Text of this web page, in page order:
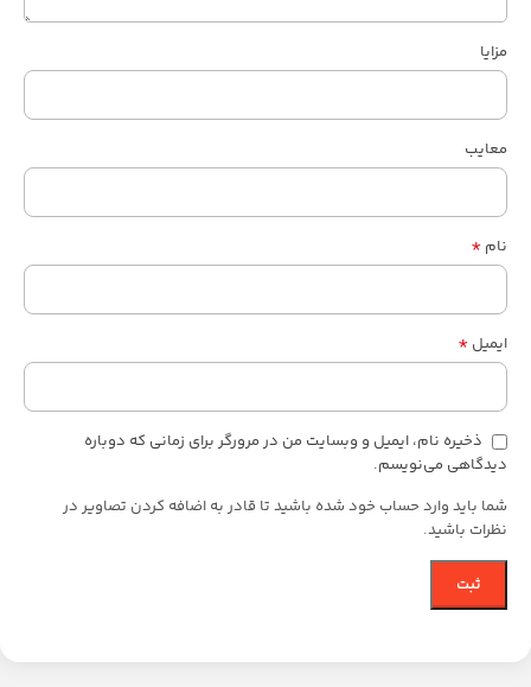
مزایا
معایب
نام *
ایمیل *
ذخیره نام، ایمیل و وبسایت من در مرورگر برای زمانی که دوباره
دیدگاهی می‌نویسم.
شما باید وارد حساب خود شده باشید تا قادر به اضافه کردن تصاویر در
نظرات باشید.